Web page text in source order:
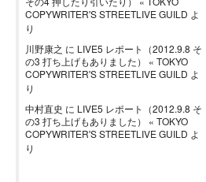
COPYWRITER'S STREETLIVE GUILD よ
り
川野康之 に LIVE5 レポート（2012.9.8 そ
の3 打ち上げもありました） « TOKYO
COPYWRITER'S STREETLIVE GUILD よ
り
中村直史 に LIVE5 レポート（2012.9.8 そ
の3 打ち上げもありました） « TOKYO
COPYWRITER'S STREETLIVE GUILD よ
り